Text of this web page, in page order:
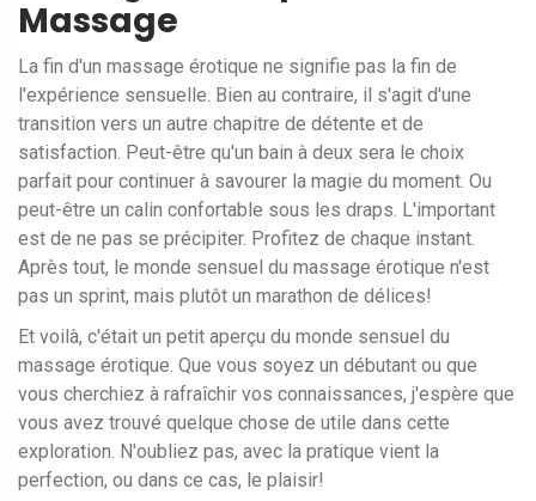
Massage
La fin d'un massage érotique ne signifie pas la fin de
l'expérience sensuelle. Bien au contraire, il s'agit d'une
transition vers un autre chapitre de détente et de
satisfaction. Peut-être qu'un bain à deux sera le choix
parfait pour continuer à savourer la magie du moment. Ou
peut-être un calin confortable sous les draps. L'important
est de ne pas se précipiter. Profitez de chaque instant.
Après tout, le monde sensuel du massage érotique n'est
pas un sprint, mais plutôt un marathon de délices!
Et voilà, c'était un petit aperçu du monde sensuel du
massage érotique. Que vous soyez un débutant ou que
vous cherchiez à rafraîchir vos connaissances, j'espère que
vous avez trouvé quelque chose de utile dans cette
exploration. N'oubliez pas, avec la pratique vient la
perfection, ou dans ce cas, le plaisir!